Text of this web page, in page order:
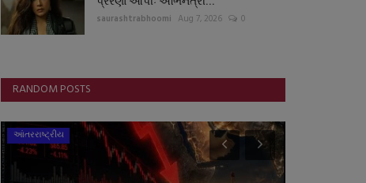
saurashtrabhoomi Aug 7, 2026 0
RANDOM POSTS
આંતરરાષ્ટ્રીય